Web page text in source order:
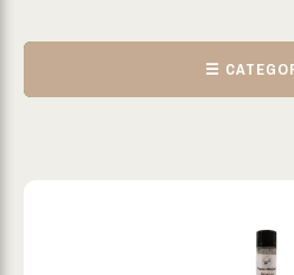
☰